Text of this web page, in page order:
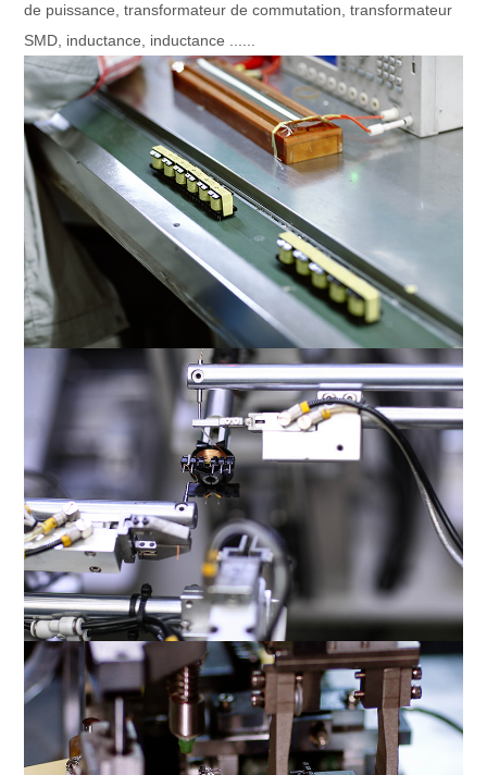
de puissance, transformateur de commutation, transformateur
SMD, inductance, inductance ......